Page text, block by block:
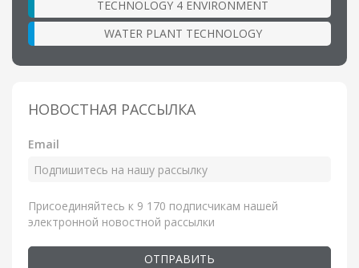
TECHNOLOGY 4 ENVIRONMENT
WATER PLANT TECHNOLOGY
НОВОСТНАЯ РАССЫЛКА
Email
Присоединяйтесь к 9 170 подписчикам нашей
электронной новостной рассылки
ОТПРАВИТЬ